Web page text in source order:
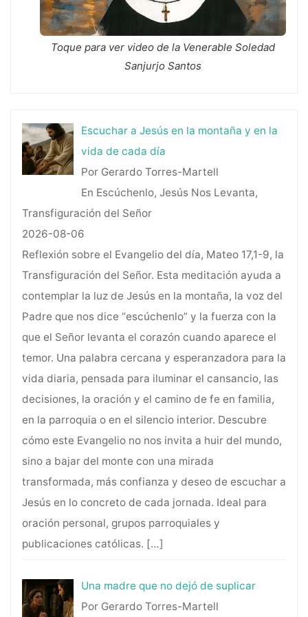
Toque para ver video de la Venerable Soledad
Sanjurjo Santos
Escuchar a Jesús en la montaña y en la
vida de cada día
Por Gerardo Torres-Martell
En Escúchenlo, Jesús Nos Levanta,
Transfiguración del Señor
2026-08-06
Reflexión sobre el Evangelio del día, Mateo 17,1-9, la
Transfiguración del Señor. Esta meditación ayuda a
contemplar la luz de Jesús en la montaña, la voz del
Padre que nos dice “escúchenlo” y la fuerza con la
que el Señor levanta el corazón cuando aparece el
temor. Una palabra cercana y esperanzadora para la
vida diaria, pensada para iluminar el cansancio, las
decisiones, la oración y el camino de fe en familia,
en la parroquia o en el silencio interior. Descubre
cómo este Evangelio no nos invita a huir del mundo,
sino a bajar del monte con una mirada
transformada, más confianza y deseo de escuchar a
Jesús en lo concreto de cada jornada. Ideal para
oración personal, grupos parroquiales y
publicaciones católicas. […]
Una madre que no dejó de suplicar
Por Gerardo Torres-Martell